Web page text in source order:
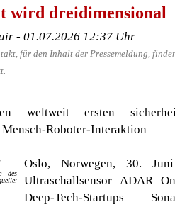
wird dreidimensional
- 01.07.2026 12:37 Uhr
für den Inhalt der Pressemeldung,
weltweit ersten
Roboter-Interaktion
des
Oslo, Norwegen, 30.
Ultraschallsensor ADAR
Deep-Tech-Startups